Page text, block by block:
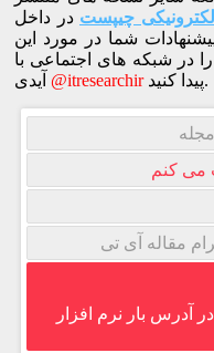
چیپست در داخل
شما در مورد این
در شبکه های اجتماعی با
@itresearchir پیدا کنید.
می کنم
مقاله آی تی
آدرس بار نرم افزار